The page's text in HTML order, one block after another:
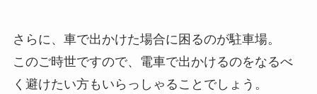
さらに、車で出かけた場合に困るのが駐車場。
このご時世ですので、電車で出かけるのをなるべ
く避けたい方もいらっしゃることでしょう。